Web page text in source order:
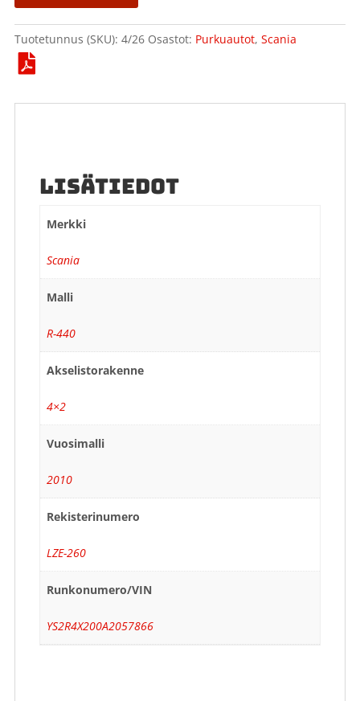
Tuotetunnus (SKU): 4/26 Osastot: Purkuautot, Scania
LISÄTIEDOT
Merkki
Scania
Malli
R-440
Akselistorakenne
4×2
Vuosimalli
2010
Rekisterinumero
LZE-260
Runkonumero/VIN
YS2R4X200A2057866